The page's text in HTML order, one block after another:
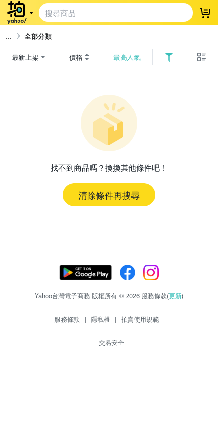
登
全部分類
最新上架 價格 最高人氣
找不到商品嗎？換換其他條件吧！
清除條件再搜尋
Yahoo台灣電子商務 版權所有 © 2026 服務條款(更新)
服務條款 | 隱私權 | 拍賣使用規範
交易安全